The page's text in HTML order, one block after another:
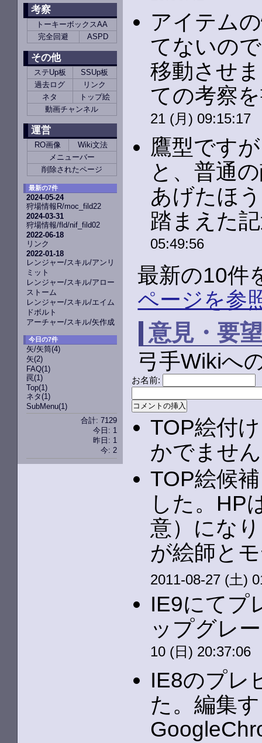
考察
トーキーボックスAA
完全回避
ASPD
その他
ステUp板
SSUp板
過去ログ
リンク
ネタ
トップ絵
動画チャンネル
運営
RO画像
Wiki文法
メニューバー
削除されたページ
最新の7件
2024-05-24
狩場情報R/moc_fild22
2024-03-31
狩場情報/fld/nif_fild02
2022-06-18
リンク
2022-01-18
レンジャー/スキル/アンリ
ミット
レンジャー/スキル/アロー
ストーム
レンジャー/スキル/エイム
ドボルト
アーチャー/スキル/矢作成
今日の7件
矢/矢筒(4)
矢(2)
FAQ(1)
罠(1)
Top(1)
ネタ(1)
SubMenu(1)
合計: 7129
今日: 1
昨日: 1
今: 2
アイテム
てないの
移動させ
ての考察
21 (月) 09:15:17
鷹型です
と、普通
あげたほ
踏まえた
05:49:56
最新の10件
ページを参
意見・要
弓手Wikiへ
お名前:
TOP絵付
かでませ
TOP絵候
した。HP
意）にな
が絵師と
2011-08-27 (土)
IE9にてプ
ップグレ
10 (日) 20:37:06
IE8のプレ
た。編集